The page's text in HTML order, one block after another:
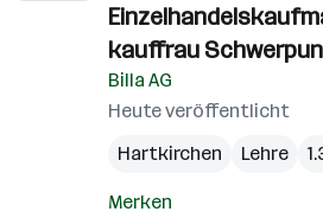
kauffrau
Billa AG
Heute veröffentlicht
Hartkirchen
Lehre
Merken